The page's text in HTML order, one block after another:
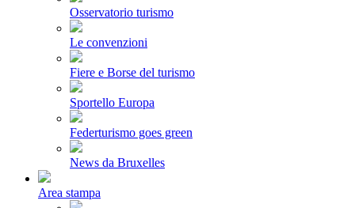
Osservatorio turismo
Le convenzioni
Fiere e Borse del turismo
Sportello Europa
Federturismo goes green
News da Bruxelles
Area stampa